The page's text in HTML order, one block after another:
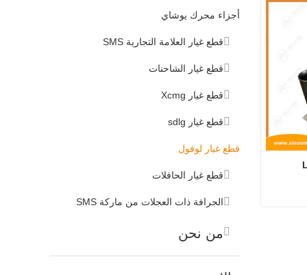
أجزاء محرك يوشاي
قطع غيار العلامة التجارية SMS
قطع غيار الشاحنات
قطع غيار Xcmg
قطع غيار sdlg
قطع غيار لوفول
قطع غيار الحافلات
الجرافة ذات العجلات من ماركة SMS
من نحن